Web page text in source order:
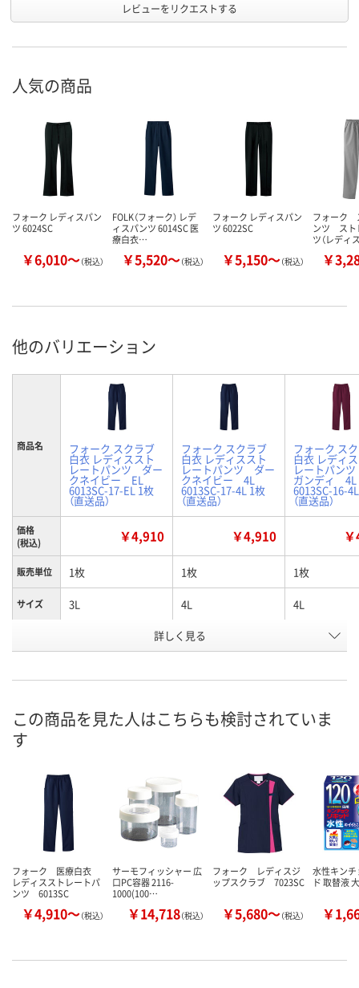
レビューをリクエストする
人気の商品
フォーク レディスパン
ツ 6024SC
￥6,010～（税込）
FOLK（フォーク） レデ
ィスパンツ 6014SC 医
療白衣…
￥5,520～（税込）
フォーク レディスパン
ツ 6022SC
￥5,150～（税込）
フォーク
ンツ スト
ツ（レデ
￥
他のバリエーション
商品名 フォーク スクラブ
白衣 レディススト
レートパンツ ダー
クネイビー EL
6013SC-17-EL 1枚
（直送品）
フォーク スクラブ
白衣 レディススト
レートパンツ ダー
クネイビー 4L
6013SC-17-4L 1枚
（直送品）
フォーク ス
白衣 レディ
レートパン
ガンディ 4L
6013SC-16-
（直送品）
価格
(税込)
￥4,910 ￥4,910
販売単位 1枚 1枚 1枚
サイズ 3L 4L 4L
ダークネイビー バーガンディ
号
お届け日
数量
カゴへ カゴへ カ
詳しく見る
この商品を見た人はこちらも検討されていま
す
フォーク 医療白衣
レディスストレートパ
ンツ 6013SC
￥4,910～（税込）
サーモフィッシャー 広
口PC容器 2116-
1000(100…
￥14,718（税込）
フォーク レディスジ
ップスクラブ 7023SC
￥5,680～（税込）
水性キン
ド 取替液
￥